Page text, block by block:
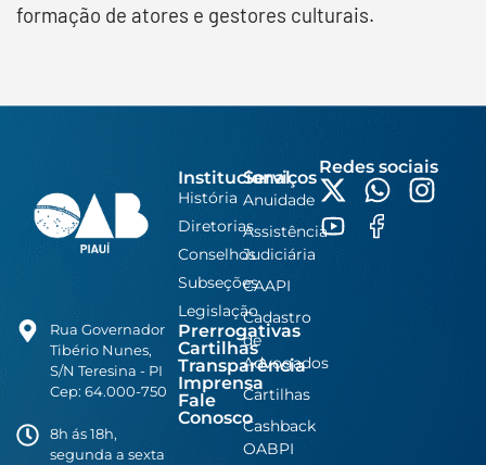
formação de atores e gestores culturais.
Rua Governador
Tibério Nunes,
S/N Teresina - PI
Cep: 64.000-750
8h ás 18h,
segunda a sexta
Institucional
História
Diretorias
Conselhos
Subseções
Legislação
Prerrogativas
Cartilhas
Transparência
Imprensa
Fale
Conosco
Serviços
Anuidade
Assistência
Judiciária
CAAPI
Cadastro
de
Advogados
Cartilhas
Cashback
OABPI
Redes sociais